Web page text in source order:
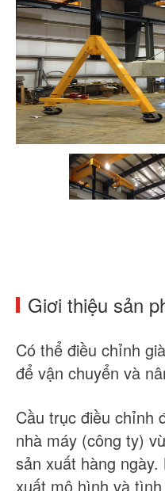
Palăng điện
Phụ tùng cần cẩu
Về chúng tôi
Trường hợp
Giơi thiệu sản
Có thể điều chỉnh
để vận chuyển và
Cầu trục điều chỉnh
nhà máy (công ty)
sản xuất hàng
xuất mô hình và